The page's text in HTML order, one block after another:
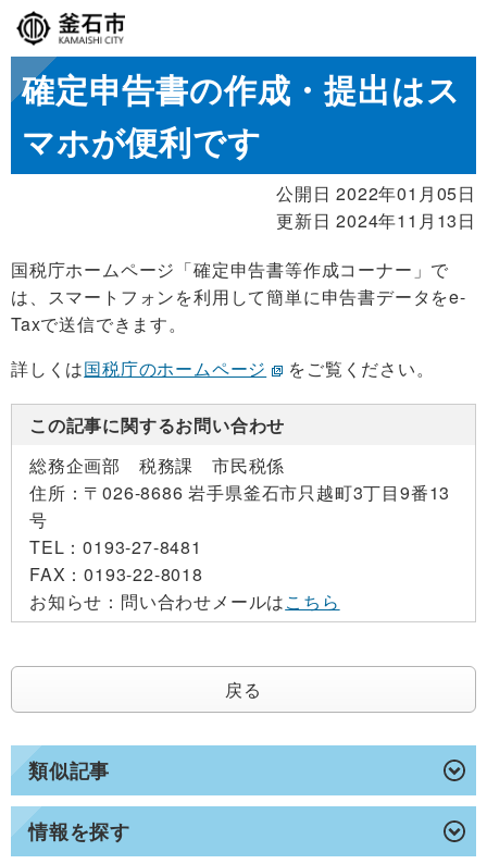
類似記事
情報を探す
確定申告書の作成・提出はス
マホが便利です
公開日 2022年01月05日
更新日 2024年11月13日
国税庁ホームページ「確定申告書等作成コーナー」で
は、スマートフォンを利用して簡単に申告書データをe-
Taxで送信できます。
詳しくは国税庁のホームページ をご覧ください。
この記事に関するお問い合わせ
総務企画部 税務課 市民税係
住所： 〒026-8686 岩手県釜石市只越町3丁目9番13
号
TEL：0193-27-8481
FAX：0193-22-8018
お知らせ： 問い合わせメールはこちら
戻る